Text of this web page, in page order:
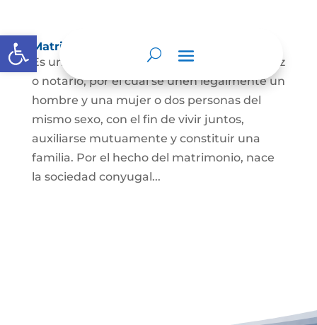
Abrir barra de herramientas
Matrimonio Civil
Es un contrato solemne celebrado ante juez
o notario, por el cual se unen legalmente un
hombre y una mujer o dos personas del
mismo sexo, con el fin de vivir juntos,
auxiliarse mutuamente y constituir una
familia. Por el hecho del matrimonio, nace
la sociedad conyugal...